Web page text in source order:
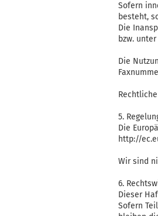
Sofern
besteht,
Die
bzw.
Die
5.
Die
http://
Wir sind
6.
Dieser
Sofern